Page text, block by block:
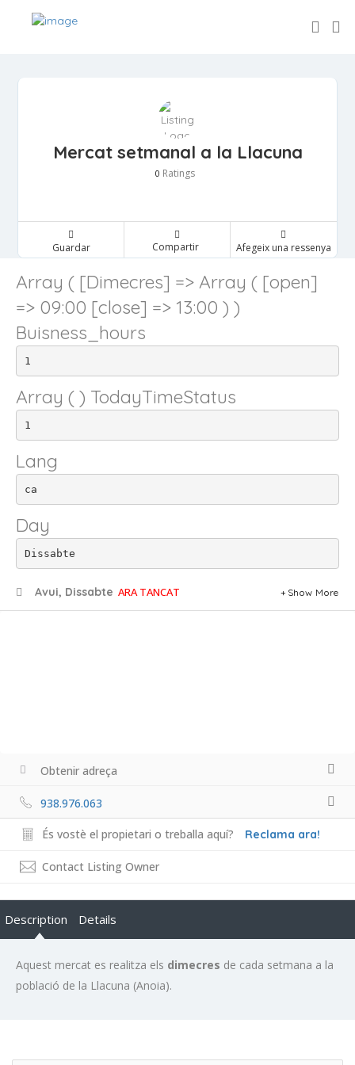
Mercat setmanal a la Llacuna
0 Ratings
Guardar Compartir Afegeix una ressenya
Array ( [Dimecres] => Array ( [open]
=> 09:00 [close] => 13:00 ) )
Buisness_hours
1
Array ( ) TodayTimeStatus
1
Lang
ca
Day
Dissabte
Avui, Dissabte ARA TANCAT Show More
Obtenir adreça
938.976.063
És vostè el propietari o treballa aquí? Reclama ara!
Contact Listing Owner
Description Details
Aquest mercat es realitza els dimecres de cada setmana a la
població de la Llacuna (Anoia).